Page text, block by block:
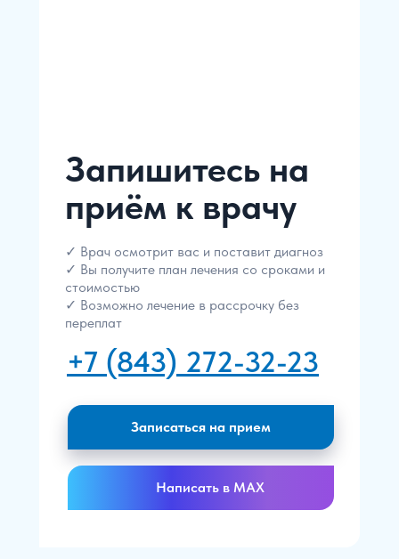
Запишитесь на
приём к врачу
✓ Врач осмотрит вас и поставит диагноз
✓ Вы получите план лечения со сроками и
стоимостью
✓ Возможно лечение в рассрочку без
переплат
+7 (843) 272-32-23
Записаться на прием
Написать в MAX